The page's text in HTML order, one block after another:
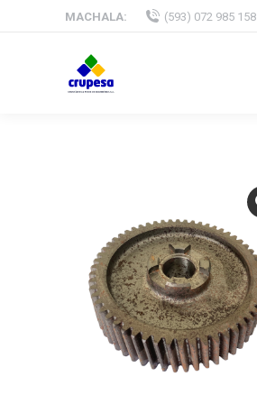
MACHALA: (593) 072 985 158